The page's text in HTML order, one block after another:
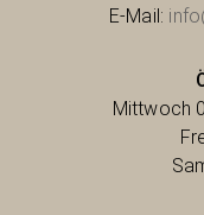
E-Mail:
Mittwoch